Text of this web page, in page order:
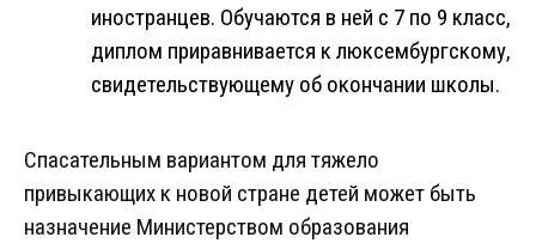
иностранцев. Обучаются в ней с 7 по 9 класс,
диплом приравнивается к люксембургскому,
свидетельствующему об окончании школы.
Спасательным вариантом для тяжело
привыкающих к новой стране детей может быть
назначение Министерством образования